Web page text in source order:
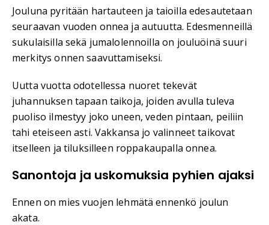
Jouluna pyritään hartauteen ja taioilla edesautetaan
seuraavan vuoden onnea ja autuutta. Edesmenneillä
sukulaisilla sekä jumalolennoilla on jouluöinä suuri
merkitys onnen saavuttamiseksi.
Uutta vuotta odotellessa nuoret tekevät
juhannuksen tapaan taikoja, joiden avulla tuleva
puoliso ilmestyy joko uneen, veden pintaan, peiliin
tahi eteiseen asti. Vakkansa jo valinneet taikovat
itselleen ja tiluksilleen roppakaupalla onnea.
Sanontoja ja uskomuksia pyhien ajaksi
Ennen on mies vuojen lehmätä ennenkö joulun
akata.